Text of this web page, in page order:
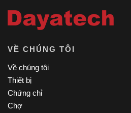
VỀ CHÚNG TÔI
Về chúng tôi
Thiết bị
Chứng chỉ
Chợ